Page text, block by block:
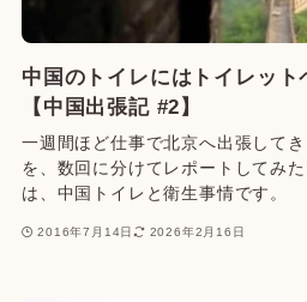
中国のトイレにはトイレッ
【中国出張記 #2】
一週間ほど仕事で北京へ出張して
を、数回に分けてレポートしてみ
は、中国トイレと衛生事情です。
2016年7月14日 2026年2月16日